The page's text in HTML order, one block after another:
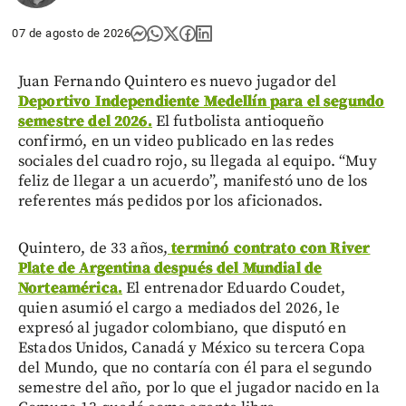
07 de agosto de 2026
Juan Fernando Quintero es nuevo jugador del
Deportivo Independiente Medellín para el segundo
semestre del 2026. El futbolista antioqueño
confirmó, en un video publicado en las redes
sociales del cuadro rojo, su llegada al equipo. “Muy
feliz de llegar a un acuerdo”, manifestó uno de los
referentes más pedidos por los aficionados.
Quintero, de 33 años, terminó contrato con River
Plate de Argentina después del Mundial de
Norteamérica. El entrenador Eduardo Coudet,
quien asumió el cargo a mediados del 2026, le
expresó al jugador colombiano, que disputó en
Estados Unidos, Canadá y México su tercera Copa
del Mundo, que no contaría con él para el segundo
semestre del año, por lo que el jugador nacido en la